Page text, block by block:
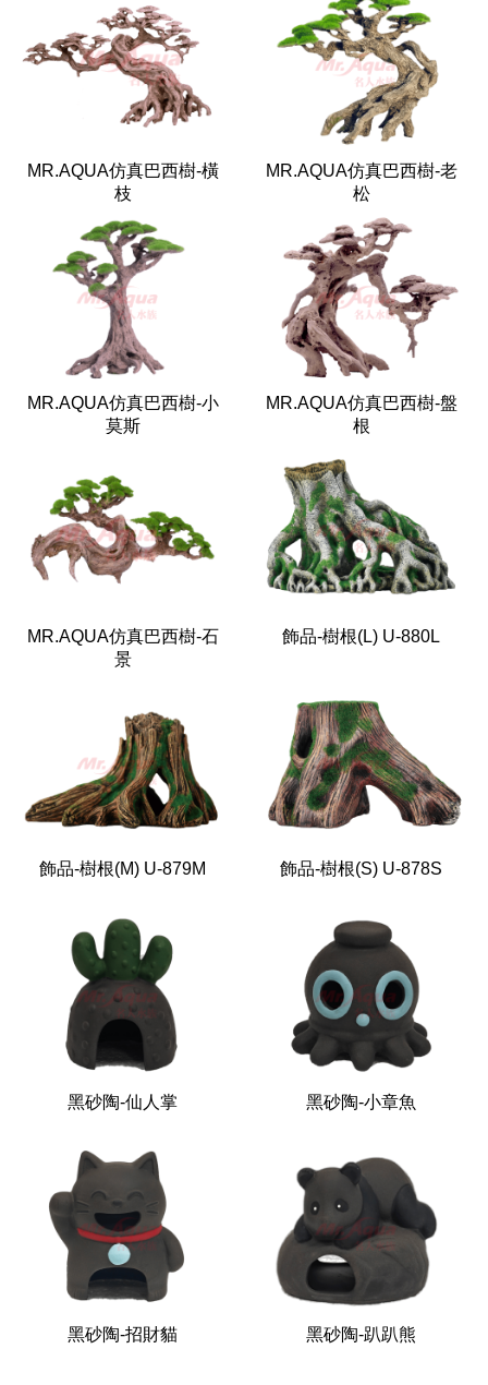
MR.AQUA仿真巴西樹-橫
枝
MR.AQUA仿真巴西樹-老
松
MR.AQUA仿真巴西樹-小
莫斯
MR.AQUA仿真巴西樹-盤
根
MR.AQUA仿真巴西樹-石
景
飾品-樹根(L) U-880L
飾品-樹根(M) U-879M 飾品-樹根(S) U-878S
黑砂陶-仙人掌 黑砂陶-小章魚
黑砂陶-招財貓 黑砂陶-趴趴熊